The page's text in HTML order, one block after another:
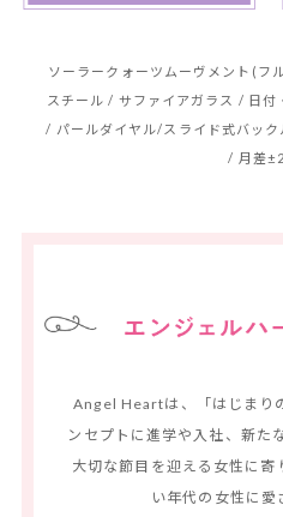
ソーラークォーツムーヴメント(フ
スチール / サファイアガラス / 日付
/ パールダイヤル/スライド式バック
/ 月差
Angel Heartは、「はじまり
ンセプトに進学や入社、 新た
大切な節目を迎える女性に寄
い年代の女性に愛